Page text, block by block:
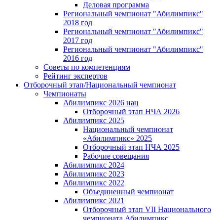
Деловая программа
Региональный чемпионат "Абилимпикс"
2018 год
Региональный чемпионат "Абилимпикс"
2017 год
Региональный чемпионат "Абилимпикс"
2016 год
Советы по компетенциям
Рейтинг экспертов
Отборочный этап/Национальный чемпионат
Чемпионаты
Абилимпикс 2026 нац
Отборочный этап НЧА 2026
Абилимпикс 2025
Национальный чемпионат
«Абилимпикс» 2025
Отборочный этап НЧА 2025
Рабочие совещания
Абилимпикс 2024
Абилимпикс 2023
Абилимпикс 2022
Объединенный чемпионат
Абилимпикс 2021
Отборочный этап VII Национального
чемпионата Абилимпикс